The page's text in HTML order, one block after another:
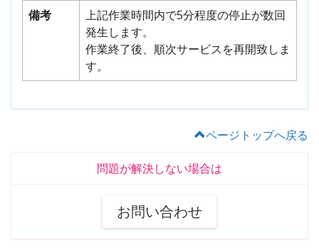
備考
上記作業時間内で5分程度の停止が数回
発生します。
作業終了後、順次サービスを再開致しま
す。
ページトップへ戻る
問題が解決しない場合は
お問い合わせ